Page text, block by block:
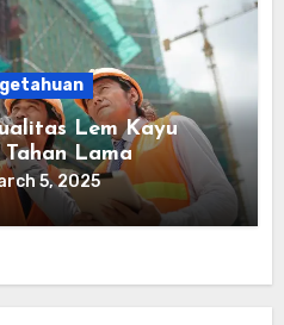
Lem Kayu
Lama
5, 2025